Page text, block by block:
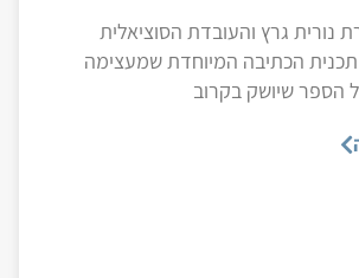
נורית גרץ והעובדת הסוציאלית
הכתיבה המיוחדת שמעצימה
הספר שיושק בקרוב